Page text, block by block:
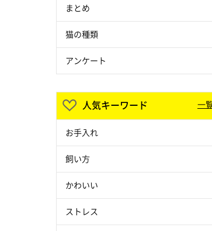
まとめ
猫の種類
アンケート
人気キーワード 一
お手入れ
飼い方
かわいい
ストレス